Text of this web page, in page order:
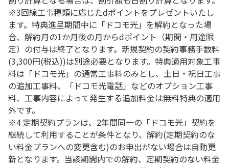
※3回線工事種類に応じたdポイントをプレゼントいたし
ます。特典進呈期間中に「ドコモ光」を解約となった場
合、解約月の1か月後の月からdポイント（期間・用途限
定）の付与は終了となります。新規契約の契約事務手数料
(3,300円(税込))は別途必要となります。特典適用対象工事
料は「ドコモ光」の通常工事料のみとし、土日・祝日工事
の追加工事料、「ドコモ光電話」などのオプション工事
料、工事内容によって発生する追加料金は無料特典の適用
外です。
※4 定期契約プランは、2年間同一の「ドコモ光」契約を
継続して利用することが条件となり、解約(定期契約のな
い料金プランへの変更含む)のお申出がない場合は自動更
新となります。当該期間内での解約、定期契約のない料金